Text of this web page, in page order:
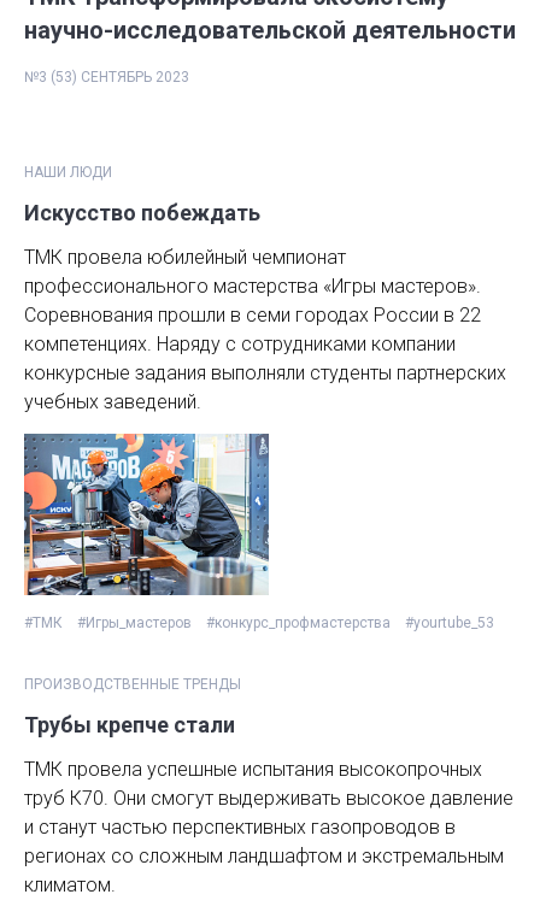
научно-исследовательской деятельности
№3 (53) СЕНТЯБРЬ 2023
НАШИ ЛЮДИ
Искусство побеждать
ТМК провела юбилейный чемпионат
профессионального мастерства «Игры мастеров».
Соревнования прошли в семи городах России в 22
компетенциях. Наряду с сотрудниками компании
конкурсные задания выполняли студенты партнерских
учебных заведений.
#ТМК #Игры_мастеров #конкурс_профмастерства #yourtube_53
ПРОИЗВОДСТВЕННЫЕ ТРЕНДЫ
Трубы крепче стали
ТМК провела успешные испытания высокопрочных
труб К70. Они смогут выдерживать высокое давление
и станут частью перспективных газопроводов в
регионах со сложным ландшафтом и экстремальным
климатом.